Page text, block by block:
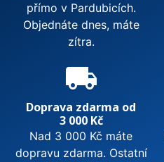
přímo v Pardubicích.
Objednáte dnes, máte
zítra.
local_shipping
Doprava zdarma od
3 000 Kč
Nad 3 000 Kč máte
dopravu zdarma. Ostatní